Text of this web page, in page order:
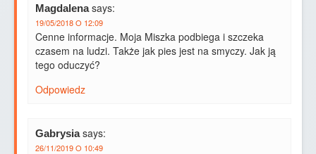
Magdalena says:
19/05/2018 O 12:09
Cenne informacje. Moja Miszka podbiega i szczeka
czasem na ludzi. Także jak pies jest na smyczy. Jak ją
tego oduczyć?
Odpowiedz
Gabrysia says:
26/11/2019 O 10:49